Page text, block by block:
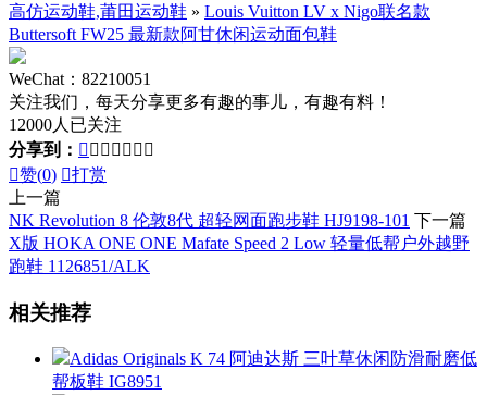
高仿运动鞋,莆田运动鞋 » Louis Vuitton LV x Nigo联名款
Buttersoft FW25 最新款阿甘休闲运动面包鞋
WeChat：82210051
关注我们，每天分享更多有趣的事儿，有趣有料！
12000人已关注
分享到：       
赞(0) 打赏
上一篇
NK Revolution 8 伦敦8代 超轻网面跑步鞋 HJ9198-101 下一篇
X版 HOKA ONE ONE Mafate Speed 2 Low 轻量低帮户外越野
跑鞋 1126851/ALK
相关推荐
Adidas Originals K 74 阿迪达斯 三叶草休闲防滑耐磨低
帮板鞋 IG8951